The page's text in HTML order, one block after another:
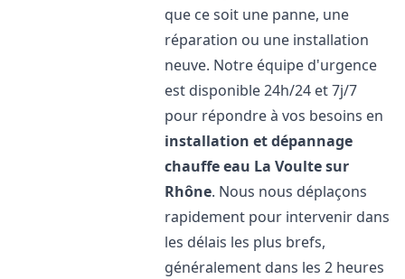
que ce soit une panne, une
réparation ou une installation
neuve. Notre équipe d'urgence
est disponible 24h/24 et 7j/7
pour répondre à vos besoins en
installation et dépannage
chauffe eau La Voulte sur
Rhône. Nous nous déplaçons
rapidement pour intervenir dans
les délais les plus brefs,
généralement dans les 2 heures